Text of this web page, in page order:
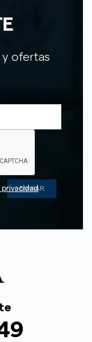
y ofertas
privacidad